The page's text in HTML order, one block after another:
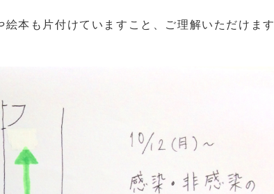
本も片付けていますこと、ご理解いただけます